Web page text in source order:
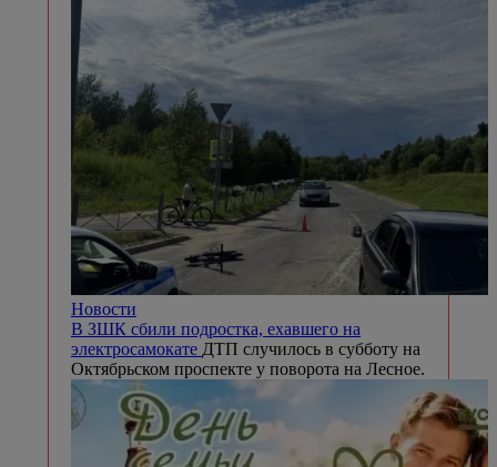
Новости
В ЗШК сбили подростка, ехавшего на
электросамокате ДТП случилось в субботу на
Октябрьском проспекте у поворота на Лесное.